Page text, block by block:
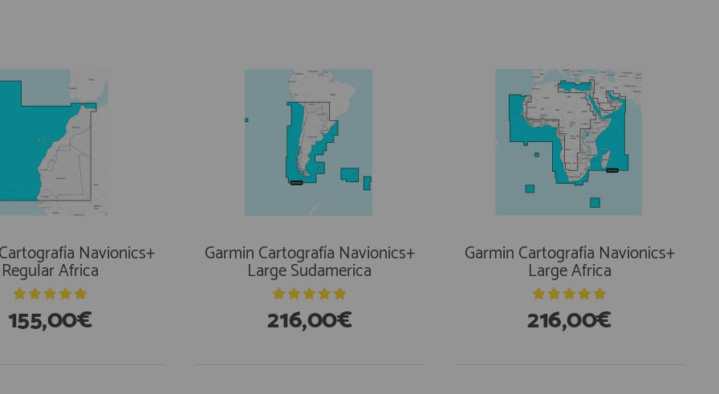
Navionics+
Regular Africa
155,00€
Garmin Cartografía Navionics+
Large Sudamerica
216,00€
Garmin Cartografía Navionics+
Large Africa
216,00€